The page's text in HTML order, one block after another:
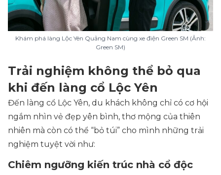
Khám phá làng Lộc Yên Quảng Nam cùng xe điện Green SM (Ảnh:
Green SM)
Trải nghiệm không thể bỏ qua
khi đến làng cổ Lộc Yên
Đến làng cổ Lộc Yên, du khách không chỉ có cơ hội
ngắm nhìn vẻ đẹp yên bình, thơ mộng của thiên
nhiên mà còn có thể “bỏ túi” cho mình những trải
nghiệm tuyệt vời như:
Chiêm ngưỡng kiến trúc nhà cổ độc